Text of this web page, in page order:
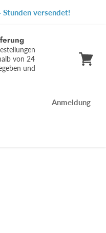
versendet!
von 24
und
Anmeldung